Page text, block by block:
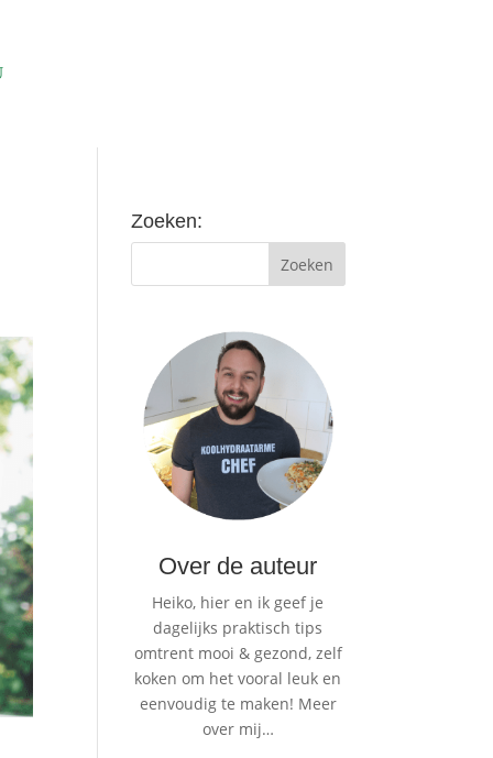
Zoeken:
Over de auteur
Heiko, hier en ik geef je
dagelijks praktisch tips
omtrent mooi & gezond, zelf
koken om het vooral leuk en
eenvoudig te maken! Meer
over mij…